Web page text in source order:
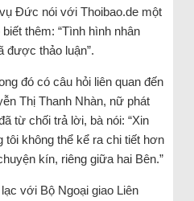
Đức nói với Thoibao.de một
thêm: “Tình hình nhân
được thảo luận”.
đó có câu hỏi liên quan đến
Thị Thanh Nhàn, nữ phát
từ chối trả lời, bà nói: “Xin
tôi không thể kể ra chi tiết hơn
kín, riêng giữa hai Bên.”
với Bộ Ngoại giao Liên